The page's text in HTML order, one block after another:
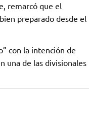
remarcó que el
preparado desde el
con la intención de
una de las divisionales